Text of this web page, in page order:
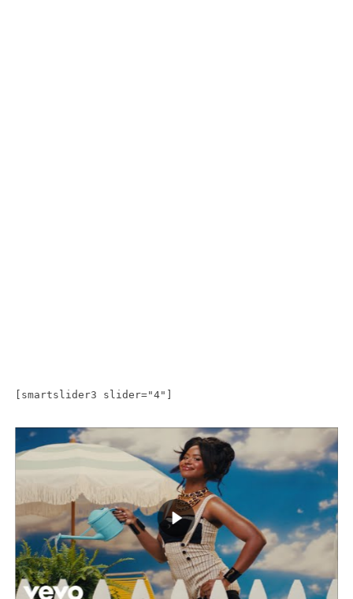
[smartslider3 slider="4"]